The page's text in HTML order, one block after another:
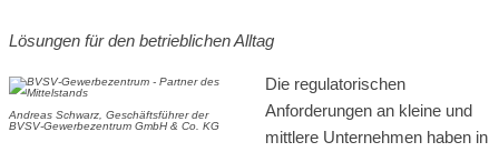
Lösungen für den betrieblichen Alltag
Andreas Schwarz, Geschäftsführer der
BVSV-Gewerbezentrum GmbH & Co. KG
Die regulatorischen
Anforderungen an kleine und
mittlere Unternehmen haben in